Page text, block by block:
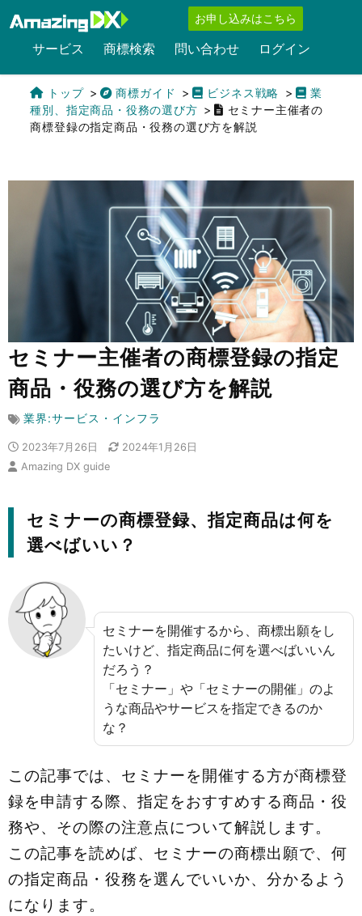
お申し込みはこちら
サービス 商標検索 問い合わせ ログイン
トップ 商標ガイド ビジネス戦略
業
種別、指定商品・役務の選び方
セミナー主催者の
商標登録の指定商品・役務の選び方を解説
セミナー主催者の商標登録の指定
商品・役務の選び方を解説
業界:サービス・インフラ
2023年7月26日
2024年1月26日
Amazing DX guide
セミナーの商標登録、指定商品は何を
選べばいい？
セミナーを開催するから、商標出願をし
たいけど、指定商品に何を選べばいいん
だろう？
「セミナー」や「セミナーの開催」のよ
うな商品やサービスを指定できるのか
な？
この記事では、セミナーを開催する方が商標登
録を申請する際、指定をおすすめする商品・役
務や、その際の注意点について解説します。
この記事を読めば、セミナーの商標出願で、何
の指定商品・役務を選んでいいか、分かるよう
になります。